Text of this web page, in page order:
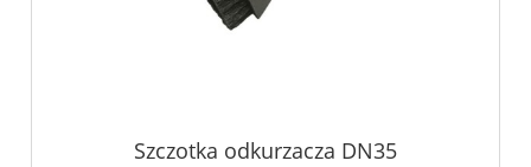
Szczotka odkurzacza DN35